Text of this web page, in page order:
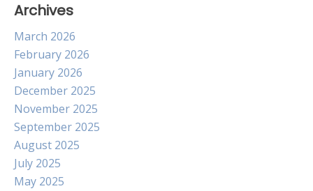
Archives
March 2026
February 2026
January 2026
December 2025
November 2025
September 2025
August 2025
July 2025
May 2025